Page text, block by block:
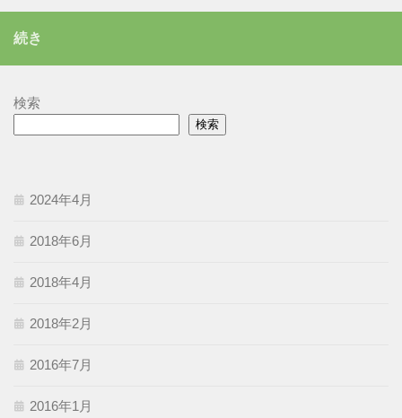
ー
続き
検索
検索
2024年4月
2018年6月
2018年4月
2018年2月
2016年7月
2016年1月